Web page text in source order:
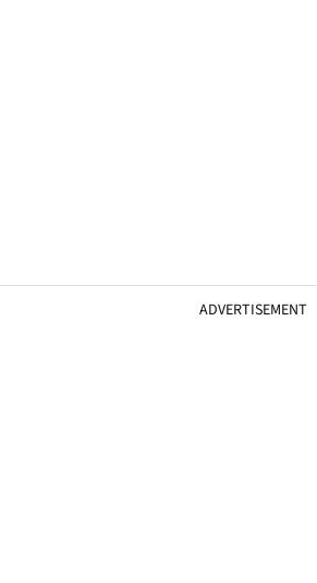
ADVERTISEMENT